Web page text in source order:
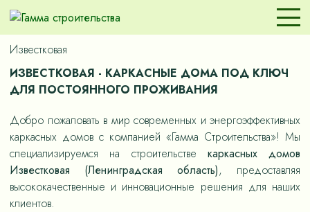
Известковая
ИЗВЕСТКОВАЯ - КАРКАСНЫЕ ДОМА ПОД КЛЮЧ
ДЛЯ ПОСТОЯННОГО ПРОЖИВАНИЯ
Добро пожаловать в мир современных и энергоэффективных
каркасных домов с компанией «Гамма Строительства»! Мы
специализируемся на строительстве каркасных домов
Известковая (Ленинградская область), предоставляя
высококачественные и инновационные решения для наших
клиентов.